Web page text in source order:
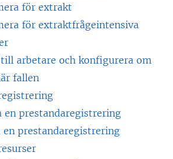
för extrakt
för extraktfrågeintensiva
arbetare och konfigurera om
fallen
en prestandaregistrering
en prestandaregistrering